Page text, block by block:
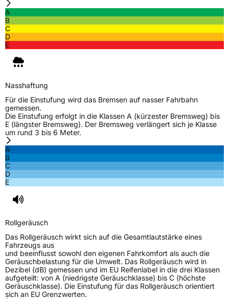
A
B
C
D
E
Nasshaftung
Für die Einstufung wird das Bremsen auf nasser Fahrbahn
gemessen.
Die Einstufung erfolgt in die Klassen A (kürzester Bremsweg) bis
E (längster Bremsweg). Der Bremsweg verlängert sich je Klasse
um rund 3 bis 6 Meter.
A
B
C
D
E
Rollgeräusch
Das Rollgeräusch wirkt sich auf die Gesamtlautstärke eines
Fahrzeugs aus
und beeinflusst sowohl den eigenen Fahrkomfort als auch die
Geräuschbelastung für die Umwelt. Das Rollgeräusch wird in
Dezibel (dB) gemessen und im EU Reifenlabel in die drei Klassen
aufgeteilt: von A (niedrigste Geräuschklasse) bis C (höchste
Geräuschklasse). Die Einstufung für das Rollgeräusch orientiert
sich an EU Grenzwerten.